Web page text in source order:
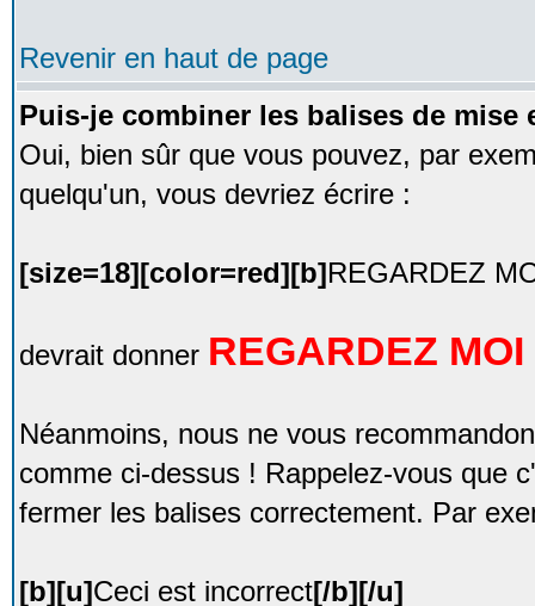
Revenir en haut de page
Puis-je combiner les balises de mise
Oui, bien sûr que vous pouvez, par
quelqu'un, vous devriez écrire :
[size=18][color=red][b]REGARDEZ
devrait donner REGARDEZ MOI
Néanmoins, nous ne vous
comme ci-dessus ! Rappelez-vous que
fermer les balises correctement. Par
[b][u]Ceci est incorrect[/b][/u]